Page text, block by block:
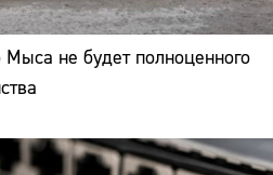
не будет полноценного